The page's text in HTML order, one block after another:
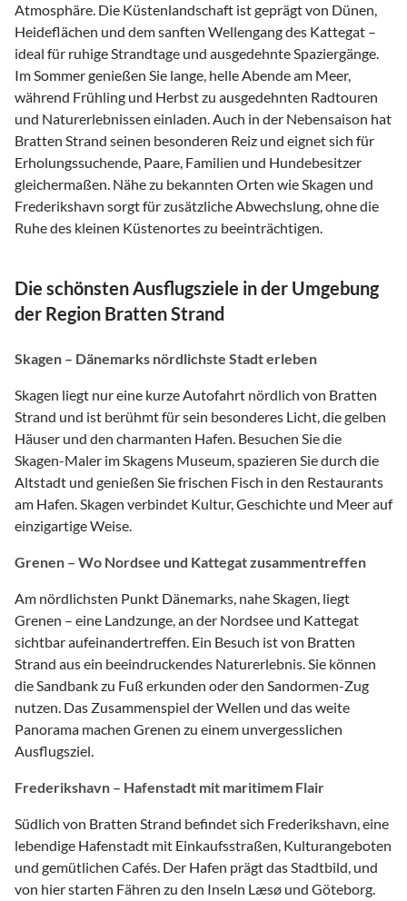
Atmosphäre. Die Küstenlandschaft ist geprägt von Dünen,
Heideflächen und dem sanften Wellengang des Kattegat –
ideal für ruhige Strandtage und ausgedehnte Spaziergänge.
Im Sommer genießen Sie lange, helle Abende am Meer,
während Frühling und Herbst zu ausgedehnten Radtouren
und Naturerlebnissen einladen. Auch in der Nebensaison hat
Bratten Strand seinen besonderen Reiz und eignet sich für
Erholungssuchende, Paare, Familien und Hundebesitzer
gleichermaßen. Nähe zu bekannten Orten wie Skagen und
Frederikshavn sorgt für zusätzliche Abwechslung, ohne die
Ruhe des kleinen Küstenortes zu beeinträchtigen.
Die schönsten Ausflugsziele in der Umgebung
der Region Bratten Strand
Skagen – Dänemarks nördlichste Stadt erleben
Skagen liegt nur eine kurze Autofahrt nördlich von Bratten
Strand und ist berühmt für sein besonderes Licht, die gelben
Häuser und den charmanten Hafen. Besuchen Sie die
Skagen-Maler im Skagens Museum, spazieren Sie durch die
Altstadt und genießen Sie frischen Fisch in den Restaurants
am Hafen. Skagen verbindet Kultur, Geschichte und Meer auf
einzigartige Weise.
Grenen – Wo Nordsee und Kattegat zusammentreffen
Am nördlichsten Punkt Dänemarks, nahe Skagen, liegt
Grenen – eine Landzunge, an der Nordsee und Kattegat
sichtbar aufeinandertreffen. Ein Besuch ist von Bratten
Strand aus ein beeindruckendes Naturerlebnis. Sie können
die Sandbank zu Fuß erkunden oder den Sandormen-Zug
nutzen. Das Zusammenspiel der Wellen und das weite
Panorama machen Grenen zu einem unvergesslichen
Ausflugsziel.
Frederikshavn – Hafenstadt mit maritimem Flair
Südlich von Bratten Strand befindet sich Frederikshavn, eine
lebendige Hafenstadt mit Einkaufsstraßen, Kulturangeboten
und gemütlichen Cafés. Der Hafen prägt das Stadtbild, und
von hier starten Fähren zu den Inseln Læsø und Göteborg.